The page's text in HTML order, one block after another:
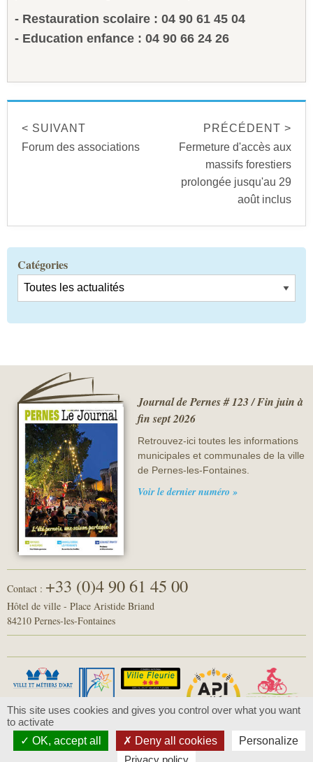
- Restauration scolaire : 04 90 61 45 04
- Education enfance : 04 90 66 24 26
< SUIVANT
Forum des associations
PRÉCÉDENT >
Fermeture d'accès aux
massifs forestiers
prolongée jusqu'au 29
août inclus
Catégories
Journal de Pernes # 123 / Fin juin à
fin sept 2026
Retrouvez-ici toutes les informations
municipales et communales de la ville
de Pernes-les-Fontaines.
Voir le dernier numéro »
Contact : +33 (0)4 90 61 45 00
Hôtel de ville - Place Aristide Briand
84210 Pernes-les-Fontaines
© 2016 - Pernes-les-Fontaines -Mentions légales-
Politique de confidentialité
This site uses cookies and gives you control over what you want
to activate
OK, accept all
Deny all cookies
Personalize
Privacy policy